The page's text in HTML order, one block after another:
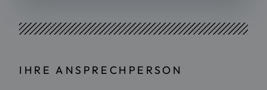
IHRE ANSPRECHPERSON